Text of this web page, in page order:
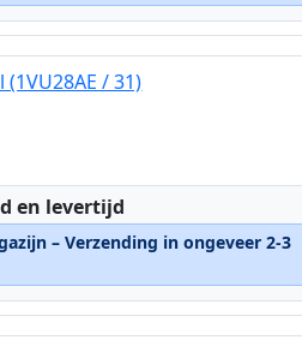
/ 31)
en levertijd
– Verzending in ongeveer 2-3